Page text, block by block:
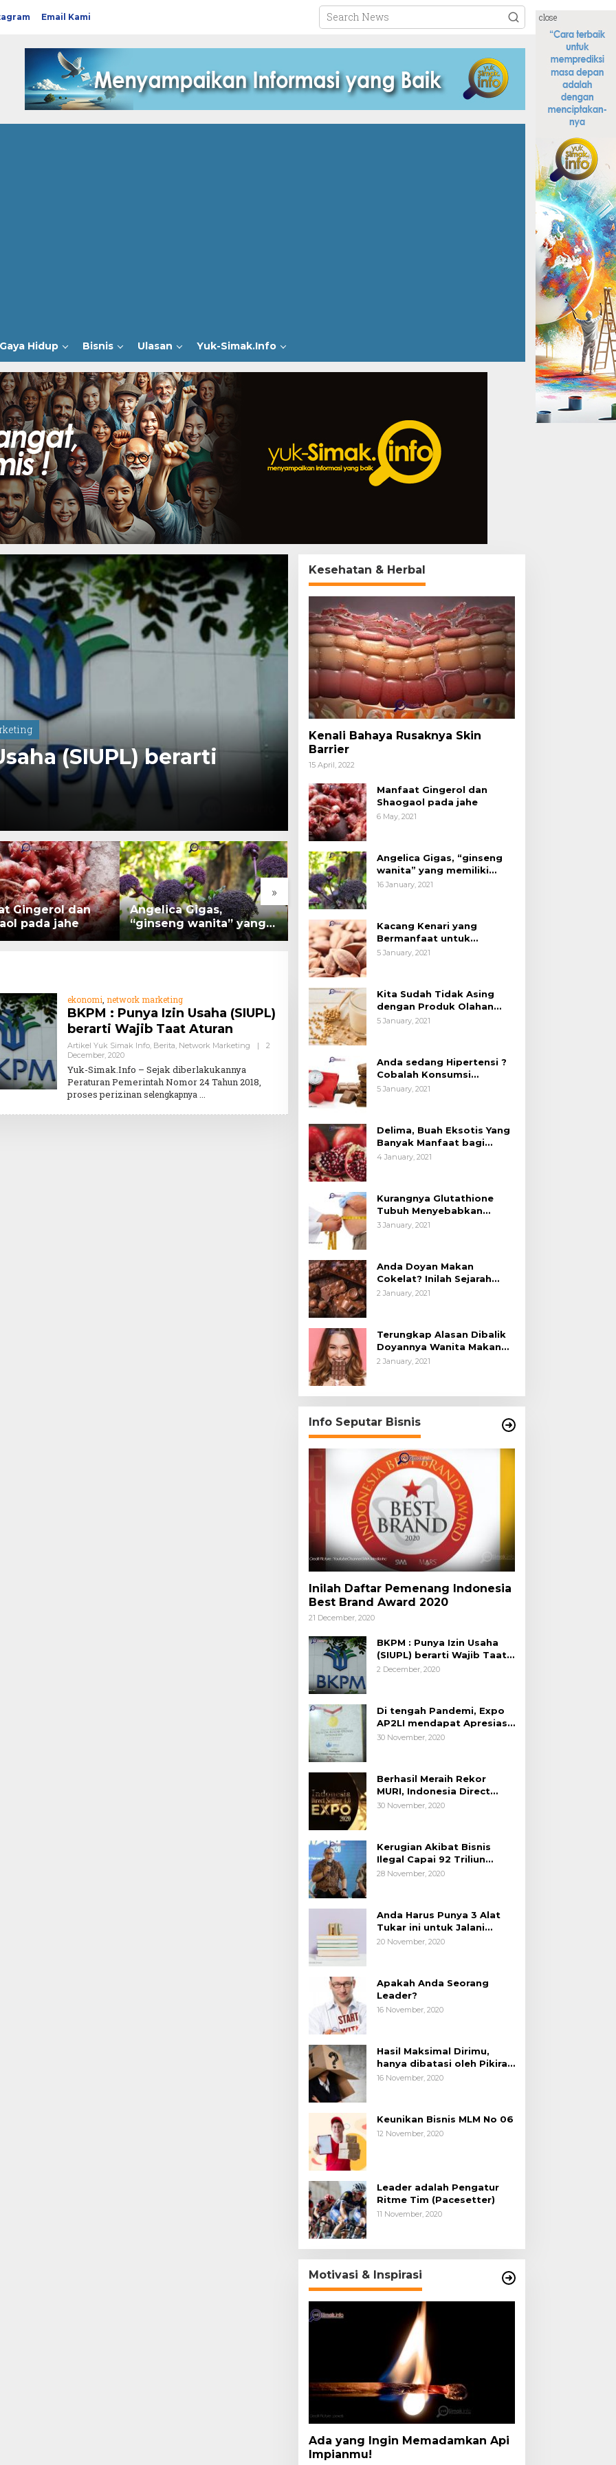
Email Kami
Hidup Bisnis Ulasan Yuk-Simak.Info
close
(SIUPL) berarti
»
Gingerol dan
pada jahe
Angelica Gigas,
“ginseng wanita” yang
memiliki peran
Kacang Kenari yang
Bermanfaat untuk
Kesehatan (Bukan
Hanya untuk Bahan Kue)
dengan Produk Olahan
Kedelai, Tapi Sudah
ekonomi, network marketing
BKPM : Punya Izin Usaha (SIUPL)
berarti Wajib Taat Aturan
Artikel Yuk Simak Info, Berita, Network Marketing |
2
December, 2020By
August
Yuk-Simak.Info – Sejak diberlakukannya
Peraturan Pemerintah Nomor 24 Tahun 2018,
proses perizinanselengkapnya
Kesehatan & Herbal
Kenali Bahaya Rusaknya Skin
Barrier
15 April, 2022
Manfaat Gingerol dan
Shaogaol pada jahe
6 May, 2021
Angelica Gigas, “ginseng
wanita” yang memiliki
peran mengatasi kanker.
16 January, 2021
Kacang Kenari yang
Bermanfaat untuk
Kesehatan (Bukan Hanya
5 January, 2021
Kita Sudah Tidak Asing
dengan Produk Olahan
Kedelai, Tapi Sudah Tahu
5 January, 2021
Anda sedang Hipertensi ?
Cobalah Konsumsi
Cokelat.
5 January, 2021
Delima, Buah Eksotis Yang
Banyak Manfaat bagi
Tubuh
4 January, 2021
Kurangnya Glutathione
Tubuh Menyebabkan
Obesitas
3 January, 2021
Anda Doyan Makan
Cokelat? Inilah Sejarah
Awalnya Cokelat di Dunia
2 January, 2021
Terungkap Alasan Dibalik
Doyannya Wanita Makan
Cokelat
2 January, 2021
Info Seputar Bisnis
Inilah Daftar Pemenang Indonesia
Best Brand Award 2020
21 December, 2020
BKPM : Punya Izin Usaha
(SIUPL) berarti Wajib Taat
Aturan
2 December, 2020
Di tengah Pandemi, Expo
AP2LI mendapat Apresiasi
Rekor MURI
30 November, 2020
Berhasil Meraih Rekor
MURI, Indonesia Direct
Selling 4.0 Expo 2020
30 November, 2020
Kerugian Akibat Bisnis
Ilegal Capai 92 Triliun
Rupiah, AP2LI menghimbau
28 November, 2020
Anda Harus Punya 3 Alat
Tukar ini untuk Jalani
Hidup.
20 November, 2020
Apakah Anda Seorang
Leader?
16 November, 2020
Hasil Maksimal Dirimu,
hanya dibatasi oleh Pikiran
Negatif.
16 November, 2020
Keunikan Bisnis MLM No 06
12 November, 2020
Leader adalah Pengatur
Ritme Tim (Pacesetter)
11 November, 2020
Motivasi & Inspirasi
Ada yang Ingin Memadamkan Api
Impianmu!